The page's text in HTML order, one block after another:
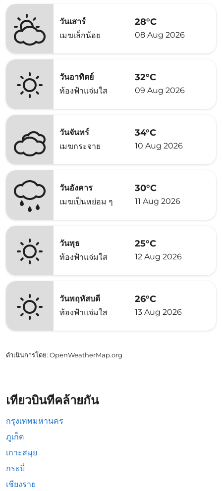
วันเสาร์
เมฆเล็กน้อย
28°C
08 Aug 2026
วันอาทิตย์
ท้องฟ้าแจ่มใส
32°C
09 Aug 2026
วันจันทร์
เมฆกระจาย
34°C
10 Aug 2026
วันอังคาร
เมฆเป็นหย่อม ๆ
30°C
11 Aug 2026
วันพุธ
ท้องฟ้าแจ่มใส
25°C
12 Aug 2026
วันพฤหัสบดี
ท้องฟ้าแจ่มใส
26°C
13 Aug 2026
ดำเนินการโดย: OpenWeatherMap.org
เที่ยวบินที่คล้ายกัน
กรุงเทพมหานคร
ภูเก็ต
เกาะสมุย
กระบี่
เชียงราย